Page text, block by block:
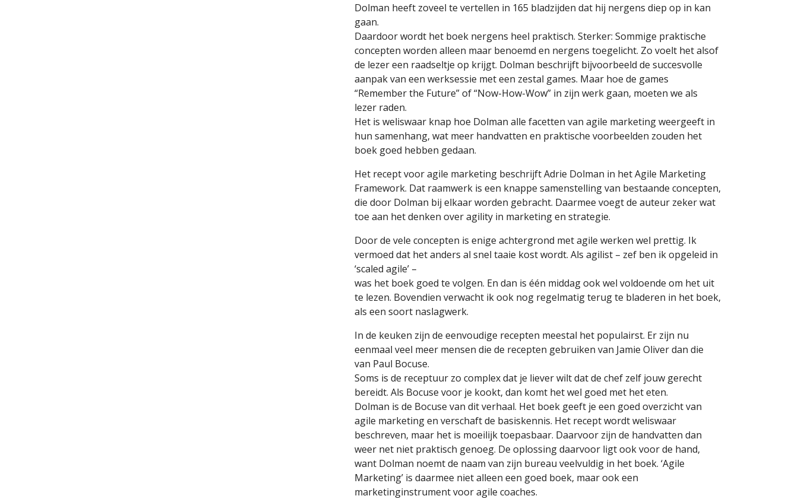
Dolman heeft zoveel te vertellen in 165 bladzijden dat hij nergens diep op in kan
gaan.
Daardoor wordt het boek nergens heel praktisch. Sterker: Sommige praktische
concepten worden alleen maar benoemd en nergens toegelicht. Zo voelt het alsof
de lezer een raadseltje op krijgt. Dolman beschrijft bijvoorbeeld de succesvolle
aanpak van een werksessie met een zestal games. Maar hoe de games
“Remember the Future” of “Now-How-Wow” in zijn werk gaan, moeten we als
lezer raden.
Het is weliswaar knap hoe Dolman alle facetten van agile marketing weergeeft in
hun samenhang, wat meer handvatten en praktische voorbeelden zouden het
boek goed hebben gedaan.
Het recept voor agile marketing beschrijft Adrie Dolman in het Agile Marketing
Framework. Dat raamwerk is een knappe samenstelling van bestaande concepten,
die door Dolman bij elkaar worden gebracht. Daarmee voegt de auteur zeker wat
toe aan het denken over agility in marketing en strategie.
Door de vele concepten is enige achtergrond met agile werken wel prettig. Ik
vermoed dat het anders al snel taaie kost wordt. Als agilist – zef ben ik opgeleid in
‘scaled agile’ –
was het boek goed te volgen. En dan is één middag ook wel voldoende om het uit
te lezen. Bovendien verwacht ik ook nog regelmatig terug te bladeren in het boek,
als een soort naslagwerk.
In de keuken zijn de eenvoudige recepten meestal het populairst. Er zijn nu
eenmaal veel meer mensen die de recepten gebruiken van Jamie Oliver dan die
van Paul Bocuse.
Soms is de receptuur zo complex dat je liever wilt dat de chef zelf jouw gerecht
bereidt. Als Bocuse voor je kookt, dan komt het wel goed met het eten.
Dolman is de Bocuse van dit verhaal. Het boek geeft je een goed overzicht van
agile marketing en verschaft de basiskennis. Het recept wordt weliswaar
beschreven, maar het is moeilijk toepasbaar. Daarvoor zijn de handvatten dan
weer net niet praktisch genoeg. De oplossing daarvoor ligt ook voor de hand,
want Dolman noemt de naam van zijn bureau veelvuldig in het boek. ‘Agile
Marketing’ is daarmee niet alleen een goed boek, maar ook een
marketinginstrument voor agile coaches.